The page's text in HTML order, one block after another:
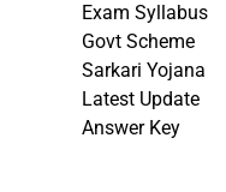
Exam Syllabus
Govt Scheme
Sarkari Yojana
Latest Update
Answer Key